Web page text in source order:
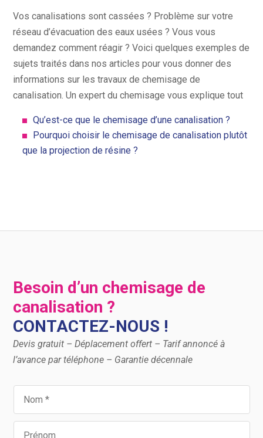
Vos canalisations sont cassées ? Problème sur votre
réseau d’évacuation des eaux usées ? Vous vous
demandez comment réagir ? Voici quelques exemples de
sujets traités dans nos articles pour vous donner des
informations sur les travaux de chemisage de
canalisation. Un expert du chemisage vous explique tout
Qu’est-ce que le chemisage d’une canalisation ?
Pourquoi choisir le chemisage de canalisation plutôt
que la projection de résine ?
Besoin d’un chemisage de
canalisation ?
CONTACTEZ-NOUS !
Devis gratuit – Déplacement offert – Tarif annoncé à
l’avance par téléphone – Garantie décennale